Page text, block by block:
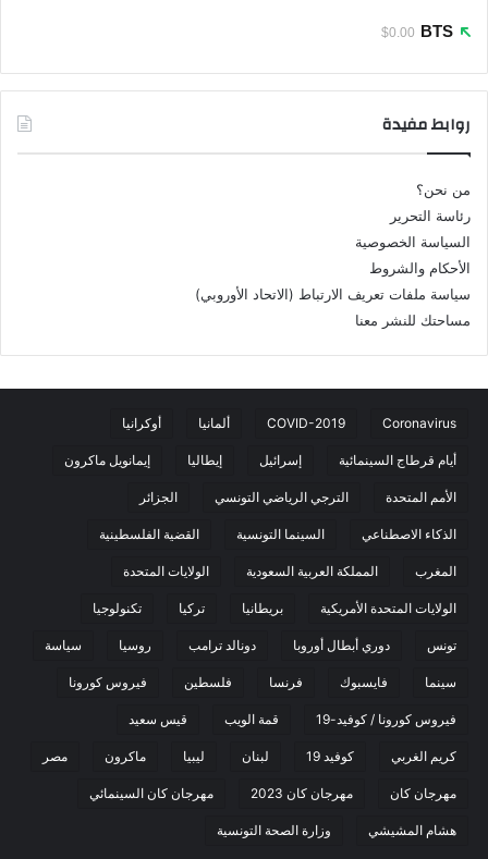
BTS
$0.00
روابط مفيدة
من نحن؟
رئاسة التحرير
السياسة الخصوصية
الأحكام والشروط
سياسة ملفات تعريف الارتباط (الاتحاد الأوروبي)
مساحتك للنشر معنا
Coronavirus
COVID-2019 ألمانيا أوكرانيا
أيام قرطاج السينمائية إسرائيل إيطاليا إيمانويل ماكرون
الأمم المتحدة الترجي الرياضي التونسي الجزائر
الذكاء الاصطناعي السينما التونسية القضية الفلسطينية
المغرب المملكة العربية السعودية الولايات المتحدة
الولايات المتحدة الأمريكية بريطانيا تركيا تكنولوجيا
تونس دوري أبطال أوروبا دونالد ترامب روسيا سياسة
سينما فايسبوك فرنسا فلسطين فيروس كورونا
فيروس كورونا / كوفيد-19 قمة الويب قيس سعيد
كريم الغربي كوفيد 19 لبنان ليبيا ماكرون مصر
مهرجان كان مهرجان كان 2023 مهرجان كان السينمائي
هشام المشيشي وزارة الصحة التونسية